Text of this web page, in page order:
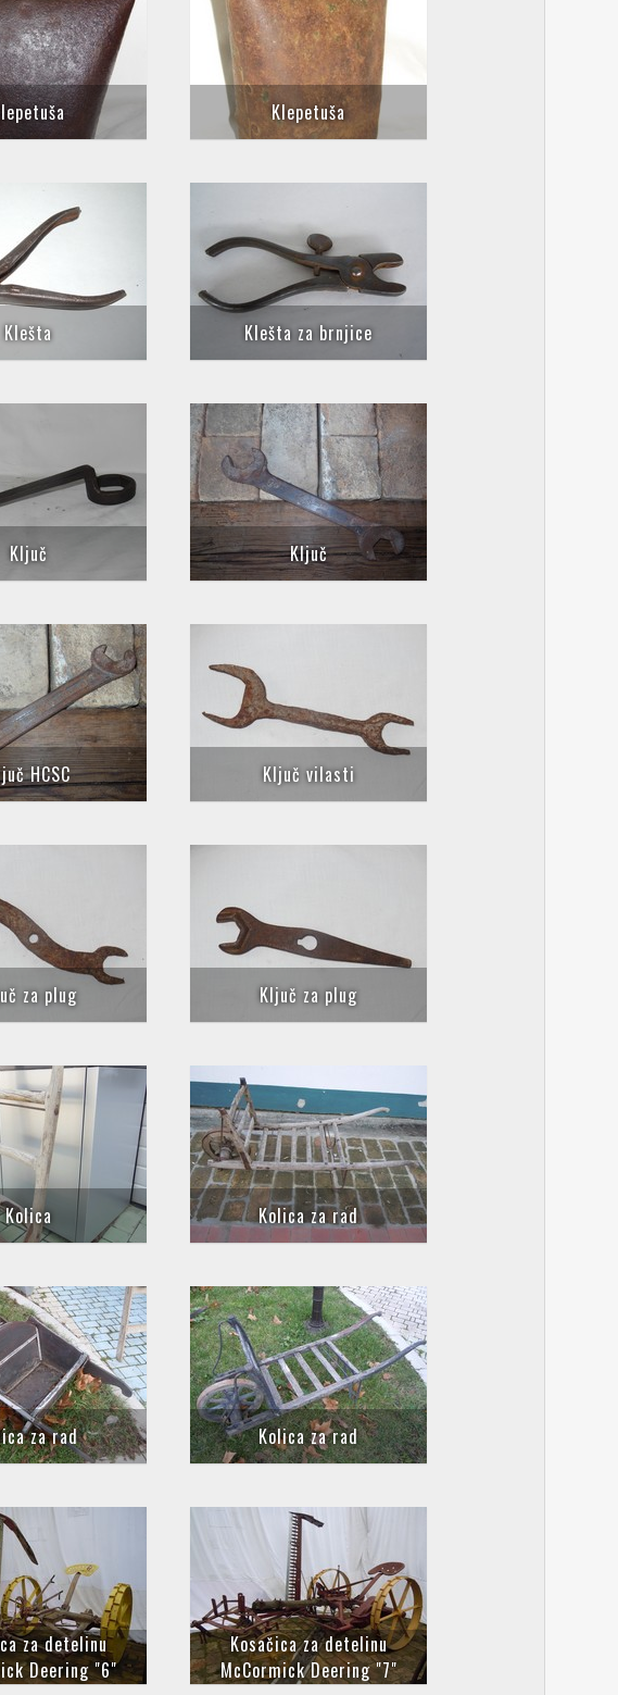
Klepetuša
Klešta Klešta za brnjice
Ključ Ključ
HCSC Ključ vilasti
za plug Ključ za plug
Kolica Kolica za rad
za rad Kolica za rad
za detelinu
Deering "6"
Kosačica za detelinu
McCormick Deering "7"